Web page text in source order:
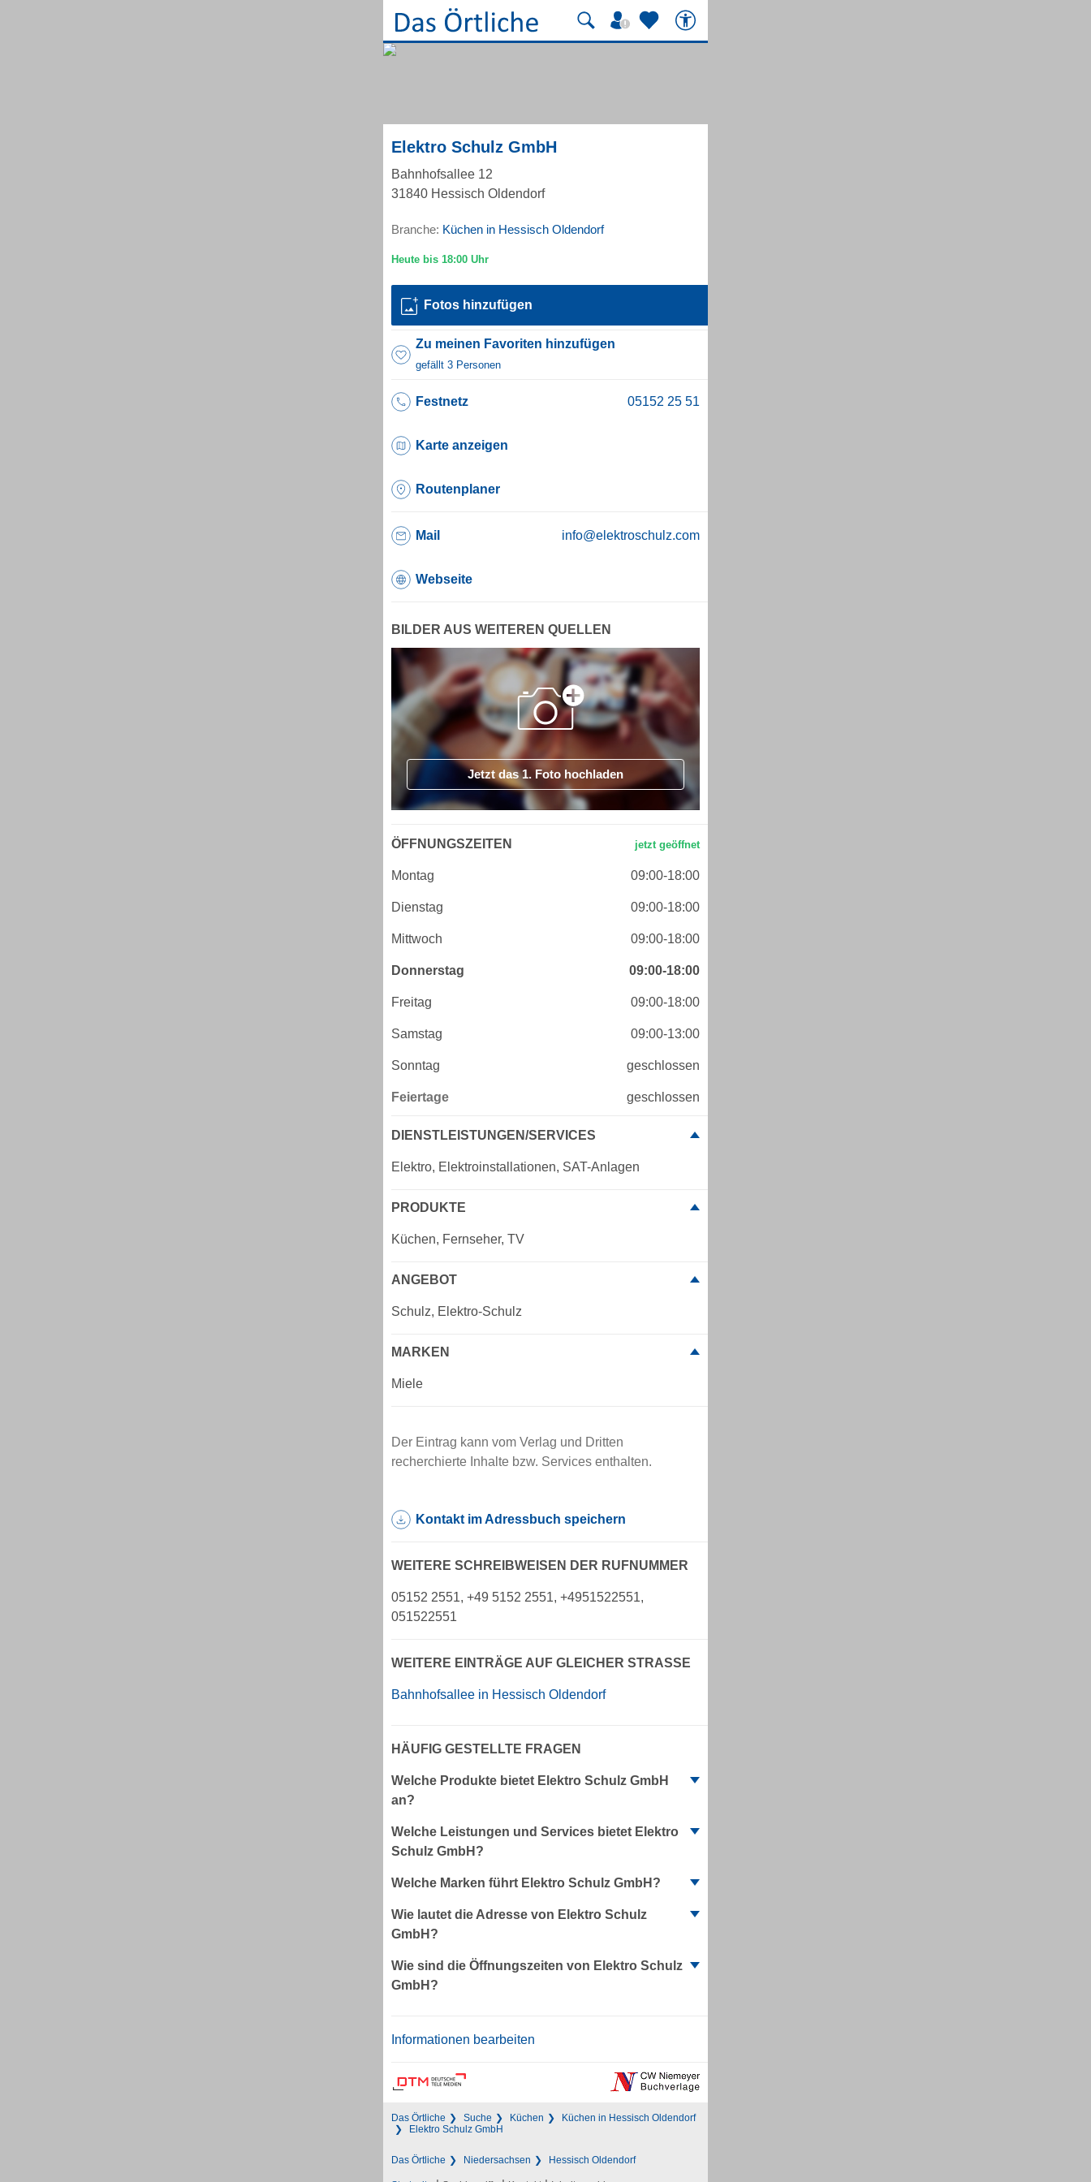
Elektro Schulz GmbH
Bahnhofsallee 12
31840 Hessisch Oldendorf
Branche: Küchen in Hessisch Oldendorf
Fotos hinzufügen
Zu meinen Favoriten hinzufügen
gefällt 3 Personen
Festnetz
Karte anzeigen
Routenplaner
Mail info@elektroschulz.com
Webseite
BILDER AUS WEITEREN QUELLEN
Jetzt das 1. Foto hochladen
ÖFFNUNGSZEITEN
Montag 09:00-18:00
Dienstag 09:00-18:00
Mittwoch 09:00-18:00
Donnerstag 09:00-18:00
Freitag 09:00-18:00
Samstag 09:00-13:00
Sonntag geschlossen
Feiertage geschlossen
DIENSTLEISTUNGEN/SERVICES
Elektro, Elektroinstallationen, SAT-Anlagen
PRODUKTE
Küchen, Fernseher, TV
ANGEBOT
Schulz, Elektro-Schulz
MARKEN
Miele
Der Eintrag kann vom Verlag und Dritten
recherchierte Inhalte bzw. Services enthalten.
Kontakt im Adressbuch speichern
WEITERE SCHREIBWEISEN DER RUFNUMMER
05152 2551, +49 5152 2551, +4951522551,
051522551
WEITERE EINTRÄGE AUF GLEICHER STRASSE
Bahnhofsallee in Hessisch Oldendorf
HÄUFIG GESTELLTE FRAGEN
Welche Produkte bietet Elektro Schulz GmbH
an?
Welche Leistungen und Services bietet Elektro
Schulz GmbH?
Welche Marken führt Elektro Schulz GmbH?
Wie lautet die Adresse von Elektro Schulz
GmbH?
Wie sind die Öffnungszeiten von Elektro Schulz
GmbH?
Informationen bearbeiten
Das Örtliche Suche Küchen
Küchen in Hessisch Oldendorf
Elektro Schulz GmbH
Das Örtliche Niedersachsen Hessisch Oldendorf